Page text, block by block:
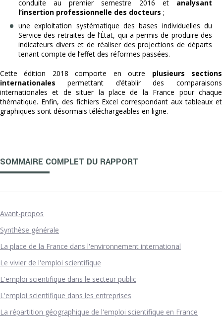
conduite au premier semestre 2016 et analysant
l’insertion professionnelle des docteurs ;
une exploitation systématique des bases individuelles du
Service des retraites de l’État, qui a permis de produire des
indicateurs divers et de réaliser des projections de départs
tenant compte de l’effet des réformes passées.
Cette édition 2018 comporte en outre plusieurs sections
internationales permettant d’établir des comparaisons
internationales et de situer la place de la France pour chaque
thématique. Enfin, des fichiers Excel correspondant aux tableaux et
graphiques sont désormais téléchargeables en ligne.
SOMMAIRE COMPLET DU RAPPORT
Avant-propos
Synthèse générale
La place de la France dans l'environnement international
Le vivier de l'emploi scientifique
L'emploi scientifique dans le secteur public
L'emploi scientifique dans les entreprises
La répartition géographique de l'emploi scientifique en France